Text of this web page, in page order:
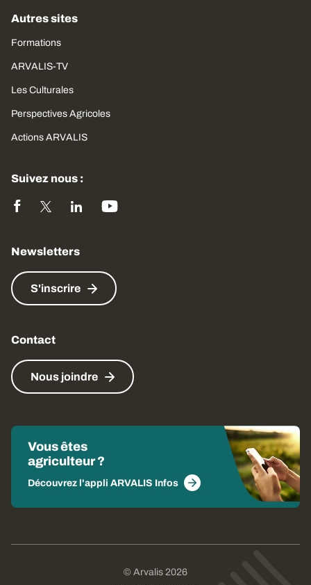
Autres sites
Formations
ARVALIS-TV
Les Culturales
Perspectives Agricoles
Actions ARVALIS
Suivez nous :
Newsletters
S'inscrire
Contact
Nous joindre
Vous êtes
agriculteur ?
Découvrez l'appli ARVALIS Infos
© Arvalis 2026